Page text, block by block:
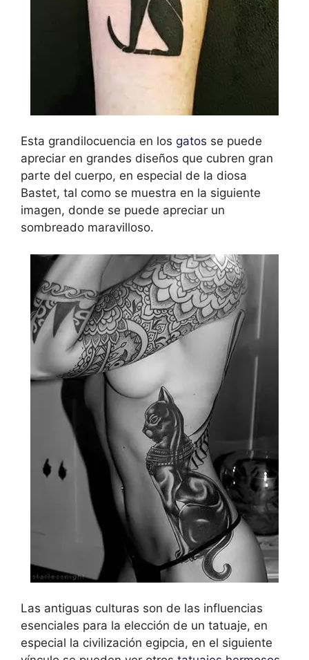
Esta grandilocuencia en los gatos se puede
apreciar en grandes diseños que cubren gran
parte del cuerpo, en especial de la diosa
Bastet, tal como se muestra en la siguiente
imagen, donde se puede apreciar un
sombreado maravilloso.
Las antiguas culturas son de las influencias
esenciales para la elección de un tatuaje, en
especial la civilización egipcia, en el siguiente